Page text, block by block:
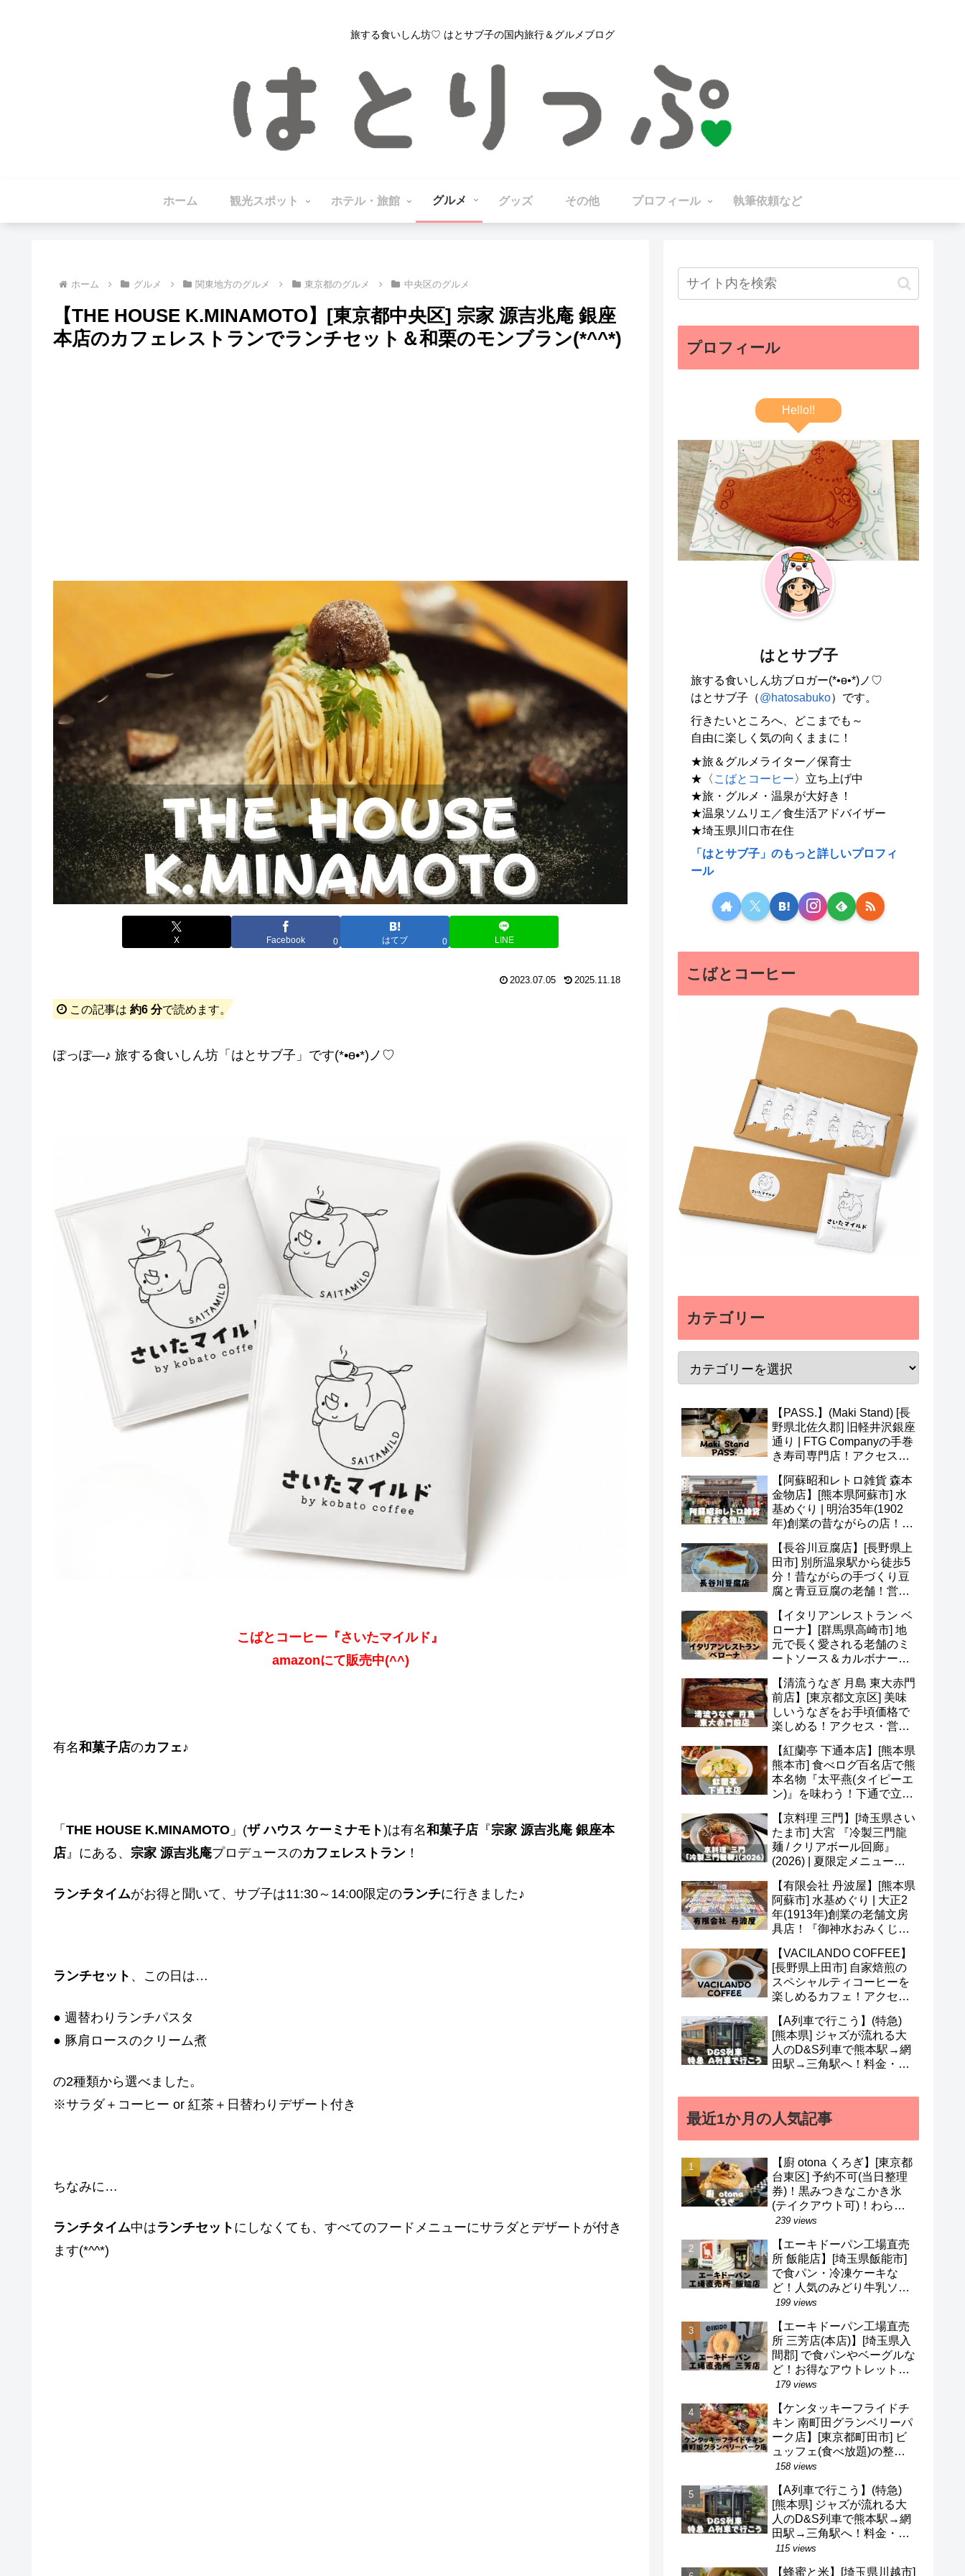
旅する食いしん坊♡ はとサブ子の国内旅行＆グルメブログ
ホーム 観光スポット ホテル・旅館 グルメ グッズ その他 プロフィール 執筆依頼など
ホーム グルメ 関東地方のグルメ 東京都のグルメ 中央区のグルメ
【THE HOUSE K.MINAMOTO】[東京都中央区] 宗家 源吉兆庵 銀座
本店のカフェレストランでランチセット＆和栗のモンブラン(*^^*)
X Facebook 0 はてブ 0 LINE
2023.07.05 2025.11.18
この記事は 約6 分で読めます。
ぽっぽ―♪ 旅する食いしん坊「はとサブ子」です(*•ө•*)ノ♡
こばとコーヒー『さいたマイルド』
amazonにて販売中(^^)
有名和菓子店のカフェ♪
「 THE HOUSE K.MINAMOTO 」(ザ ハウス ケーミナモト)は有名和菓子店 『宗家 源吉兆庵 銀座本
店 』にある、 宗家 源吉兆庵プロデュースのカフェレストラン ！
ランチタイムがお得と聞いて、サブ子は11:30～14:00限定のランチに行きました♪
ランチセット 、この日は…
● 週替わりランチパスタ
● 豚肩ロースのクリーム煮
の2種類から選べました。
※サラダ＋コーヒー or 紅茶＋日替わりデザート付き
ちなみに…
ランチタイム中はランチセット にしなくても、すべてのフードメニューにサラダとデザートが付き
ます(*^^*)
プロフィール
Hello!!
はとサブ子
旅する食いしん坊ブロガー(*•ө•*)ノ♡
はとサブ子（@hatosabuko）です。
行きたいところへ、どこまでも～
自由に楽しく気の向くままに！
★旅＆グルメライター／保育士
★〈 こばとコーヒー〉立ち上げ中
★旅・グルメ・温泉が大好き！
★温泉ソムリエ／食生活アドバイザー
★埼玉県川口市在住
「はとサブ子」のもっと詳しいプロフィ
ール
こばとコーヒー
カテゴリー
【PASS.】(Maki Stand) [長
野県北佐久郡] 旧軽井沢銀座
通り | FTG Companyの手巻
き寿司専門店！アクセス・
など(^v^)
【阿蘇昭和レトロ雑貨 森本
金物店】[熊本県阿蘇市] 水
基めぐり | 明治35年(1902
年)創業の昔ながらの店！ア
など(^^)
【長谷川豆腐店】[長野県上
田市] 別所温泉駅から徒歩5
分！昔ながらの手づくり豆
腐と青豆豆腐の老舗！営業
ど(^o^)
【イタリアンレストラン ベ
ローナ】[群馬県高崎市] 地
元で長く愛される老舗のミ
ートソース＆カルボナー
ニュー・予約など(*^^*)
【清流うなぎ 月島 東大赤門
前店】[東京都文京区] 美味
しいうなぎをお手頃価格で
楽しめる！アクセス・営業
予約など(^^)
【紅蘭亭 下通本店】[熊本県
熊本市] 食べログ百名店で熊
本名物『太平燕(タイピーエ
ン)』を味わう！下通で立ち
【京料理 三門】[埼玉県さい
たま市] 大宮 『冷製三門龍
麺 / クリアボール回廊』
(2026) | 夏限定メニュー＆
【有限会社 丹波屋】[熊本県
阿蘇市] 水基めぐり | 大正2
年(1913年)創業の老舗文房
具店！『御神水おみくじ』
など(^^)
【VACILANDO COFFEE】
[長野県上田市] 自家焙煎の
スペシャルティコーヒーを
楽しめるカフェ！アクセ
ニューなど(^v^)
【A列車で行こう】(特急)
[熊本県] ジャズが流れる大
人のD&S列車で熊本駅→網
田駅→三角駅へ！料金・予
最近1か月の人気記事
【廚 otona くろぎ】[東京都
台東区] 予約不可(当日整理
券)！黒みつきなこかき氷
(テイクアウト可)！わらび
餅などのメニューも(^^)/
239 views
【エーキドーパン工場直売
所 飯能店】[埼玉県飯能市]
で食パン・冷凍ケーキな
ど！人気のみどり牛乳ソフ
トクリームも！駐車場・営
199 views
【エーキドーパン工場直売
所 三芳店(本店)】[埼玉県入
間郡] で食パンやベーグルな
ど！お得なアウトレット品
も！駐車場・営業時間・定
179 views
【ケンタッキーフライドチ
キン 南町田グランベリーパ
ーク店】[東京都町田市] ビ
ュッフェ(食べ放題)の整理
券・混雑状況・待ち時間な
158 views
【A列車で行こう】(特急)
[熊本県] ジャズが流れる大
人のD&S列車で熊本駅→網
田駅→三角駅へ！料金・予
約・名前の由来・デザイナ
115 views
【蜂蜜と米】[埼玉県川越市]